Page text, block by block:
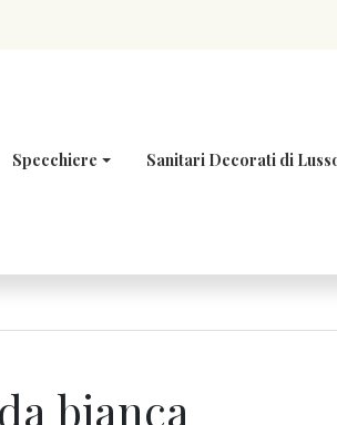
Specchiere Sanitari Decorati di
bianca